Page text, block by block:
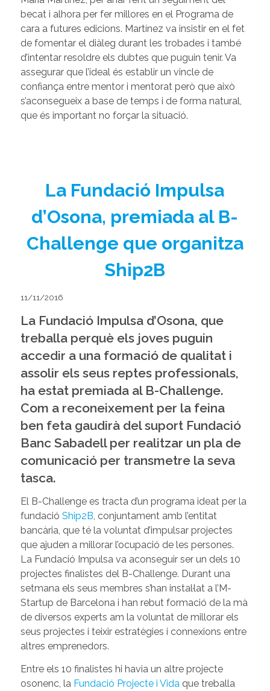
becat i alhora per fer millores en el Programa de
cara a futures edicions. Martínez va insistir en el fet
de fomentar el diàleg durant les trobades i també
d’intentar resoldre els dubtes que puguin tenir. Va
assegurar que l’ideal és establir un vincle de
confiança entre mentor i mentorat però que això
s’aconsegueix a base de temps i de forma natural,
que és important no forçar la situació.
La Fundació Impulsa
d’Osona, premiada al B-
Challenge que organitza
Ship2B
11/11/2016
La Fundació Impulsad’Osona, que
treballa perquè els joves puguin
accedir a una formació de qualitat i
assolir els seus reptes professionals,
ha estat premiada al B-Challenge.
Com a reconeixement per la feina
ben feta gaudirà del suport Fundació
Banc Sabadellper realitzar un pla de
comunicació per transmetre la seva
tasca.
El B-Challenge es tracta d’un programa ideat per la
fundació Ship2B, conjuntament amb l’entitat
bancària, que té la voluntat d’impulsar projectes
que ajuden a millorar l’ocupació de les persones.
La Fundació Impulsa va aconseguir ser un dels 10
projectes finalistes del B-Challenge. Durant una
setmana els seus membres s’han instal·lat a l’M-
Startup de Barcelona i han rebut formació de la mà
de diversos experts am la voluntat de millorar els
seus projectes i teixir estratègies i connexions entre
altres emprenedors.
Entre els 10 finalistes hi havia un altre projecte
osonenc, la Fundació Projecte i Vidaque treballa